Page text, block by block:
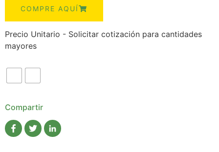
COMPRE AQUÍ
Precio Unitario - Solicitar cotización para cantidades
mayores
Compartir